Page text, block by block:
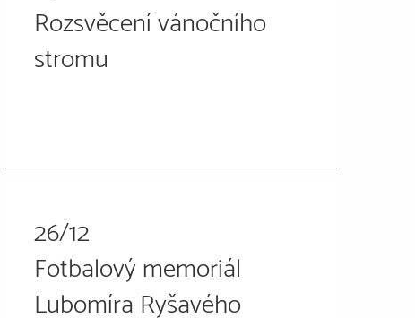
Rozsvěcení vánočního
stromu
26/12
Fotbalový memoriál
Lubomíra Ryšavého